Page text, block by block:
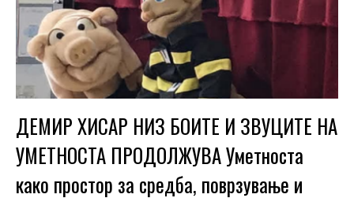
ДЕМИР ХИСАР НИЗ БОИТЕ И ЗВУЦИТЕ НА
УМЕТНОСТА ПРОДОЛЖУВА Уметноста
како простор за средба, поврзување и